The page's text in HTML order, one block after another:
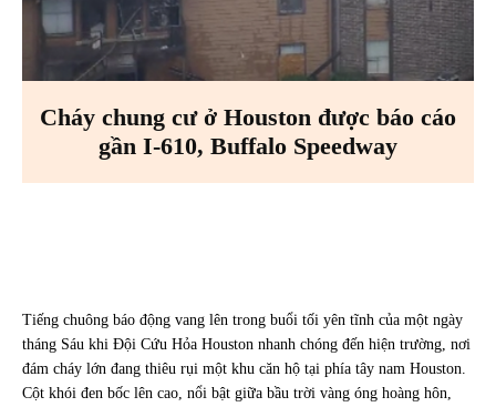
Cháy chung cư ở Houston được báo cáo
gần I-610, Buffalo Speedway
Tiếng chuông báo động vang lên trong buổi tối yên tĩnh của một ngày
tháng Sáu khi Đội Cứu Hỏa Houston nhanh chóng đến hiện trường, nơi
đám cháy lớn đang thiêu rụi một khu căn hộ tại phía tây nam Houston.
Cột khói đen bốc lên cao, nổi bật giữa bầu trời vàng óng hoàng hôn,